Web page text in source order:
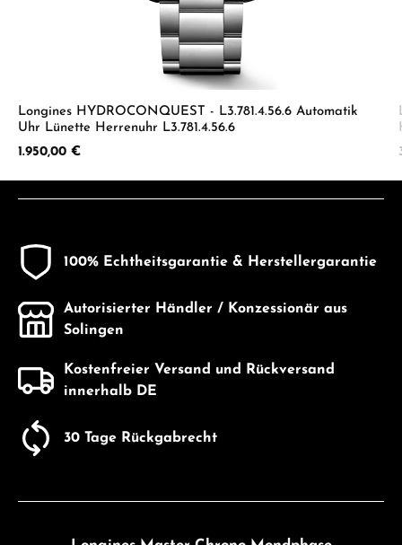
Longines HYDROCONQUEST - L3.781.4.56.6 Automatik
Uhr Lünette Herrenuhr L3.781.4.56.6
Regulärer Preis:
1.950,00 €
100% Echtheitsgarantie & Herstellergarantie
Autorisierter Händler / Konzessionär aus
Solingen
Kostenfreier Versand und Rückversand
innerhalb DE
30 Tage Rückgabrecht